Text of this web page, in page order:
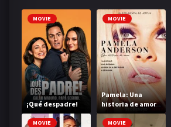
MOVIE
¡Qué despadre!
MOVIE
Pamela: Una
historia de amor
MOVIE MOVIE